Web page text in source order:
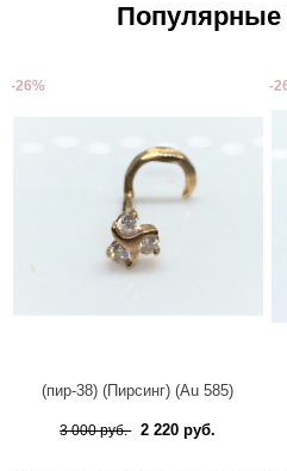
Популярные
-26%
(пир-38) (Пирсинг) (Au 585)
3 000 руб. 2 220 руб.
-